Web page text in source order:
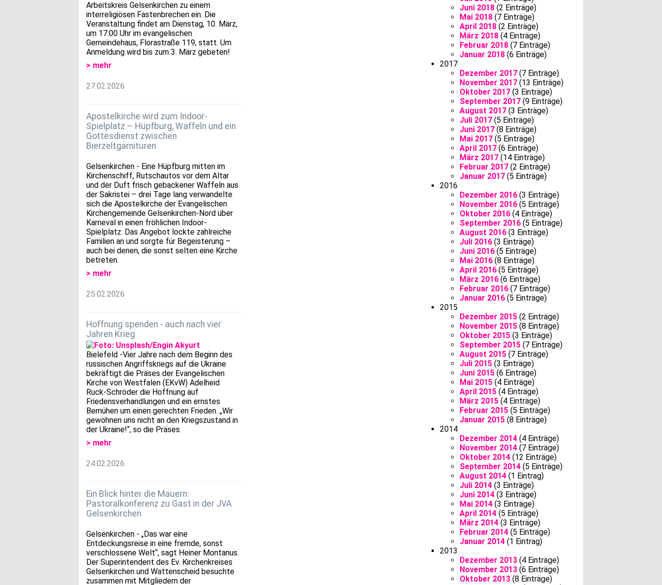
Arbeitskreis Gelsenkirchen zu einem
interreligiösen Fastenbrechen ein. Die
Veranstaltung findet am Dienstag, 10. März,
um 17:00 Uhr im evangelischen
Gemeindehaus, Florastraße 119, statt. Um
Anmeldung wird bis zum 3. März gebeten!
> mehr
27.02.2026
Apostelkirche wird zum Indoor-
Spielplatz – Hüpfburg, Waffeln und ein
Gottesdienst zwischen
Bierzeltgarnituren
Gelsenkirchen - Eine Hüpfburg mitten im
Kirchenschiff, Rutschautos vor dem Altar
und der Duft frisch gebackener Waffeln aus
der Sakristei – drei Tage lang verwandelte
sich die Apostelkirche der Evangelischen
Kirchengemeinde Gelsenkirchen-Nord über
Karneval in einen fröhlichen Indoor-
Spielplatz. Das Angebot lockte zahlreiche
Familien an und sorgte für Begeisterung –
auch bei denen, die sonst selten eine Kirche
betreten.
> mehr
25.02.2026
Hoffnung spenden - auch nach vier
Jahren Krieg
Bielefeld -Vier Jahre nach dem Beginn des
russischen Angriffskriegs auf die Ukraine
bekräftigt die Präses der Evangelischen
Kirche von Westfalen (EKvW) Adelheid
Ruck-Schröder die Hoffnung auf
Friedensverhandlungen und ein ernstes
Bemühen um einen gerechten Frieden. „Wir
gewöhnen uns nicht an den Kriegszustand in
der Ukraine!“, so die Präses.
> mehr
24.02.2026
Ein Blick hinter die Mauern:
Pastoralkonferenz zu Gast in der JVA
Gelsenkirchen
Gelsenkirchen - „Das war eine
Entdeckungsreise in eine fremde, sonst
verschlossene Welt“, sagt Heiner Montanus.
Der Superintendent des Ev. Kirchenkreises
Gelsenkirchen und Wattenscheid besuchte
zusammen mit Mitgliedern der
Juni 2018(2 Einträge)
Mai 2018(7 Einträge)
April 2018(2 Einträge)
März 2018(4 Einträge)
Februar 2018(7 Einträge)
Januar 2018(6 Einträge)
2017
Dezember 2017(7 Einträge)
November 2017(13 Einträge)
Oktober 2017(3 Einträge)
September 2017(9 Einträge)
August 2017(3 Einträge)
Juli 2017(5 Einträge)
Juni 2017(8 Einträge)
Mai 2017(5 Einträge)
April 2017(6 Einträge)
März 2017(14 Einträge)
Februar 2017(2 Einträge)
Januar 2017(5 Einträge)
2016
Dezember 2016(3 Einträge)
November 2016(5 Einträge)
Oktober 2016(4 Einträge)
September 2016(5 Einträge)
August 2016(3 Einträge)
Juli 2016(3 Einträge)
Juni 2016(5 Einträge)
Mai 2016(8 Einträge)
April 2016(5 Einträge)
März 2016(6 Einträge)
Februar 2016(7 Einträge)
Januar 2016(5 Einträge)
2015
Dezember 2015(2 Einträge)
November 2015(8 Einträge)
Oktober 2015(3 Einträge)
September 2015(7 Einträge)
August 2015(7 Einträge)
Juli 2015(3 Einträge)
Juni 2015(6 Einträge)
Mai 2015(4 Einträge)
April 2015(4 Einträge)
März 2015(4 Einträge)
Februar 2015(5 Einträge)
Januar 2015(8 Einträge)
2014
Dezember 2014(4 Einträge)
November 2014(7 Einträge)
Oktober 2014(12 Einträge)
September 2014(5 Einträge)
August 2014(1 Eintrag)
Juli 2014(3 Einträge)
Juni 2014(3 Einträge)
Mai 2014(3 Einträge)
April 2014(5 Einträge)
März 2014(3 Einträge)
Februar 2014(5 Einträge)
Januar 2014(1 Eintrag)
2013
Dezember 2013(4 Einträge)
November 2013(6 Einträge)
Oktober 2013(8 Einträge)